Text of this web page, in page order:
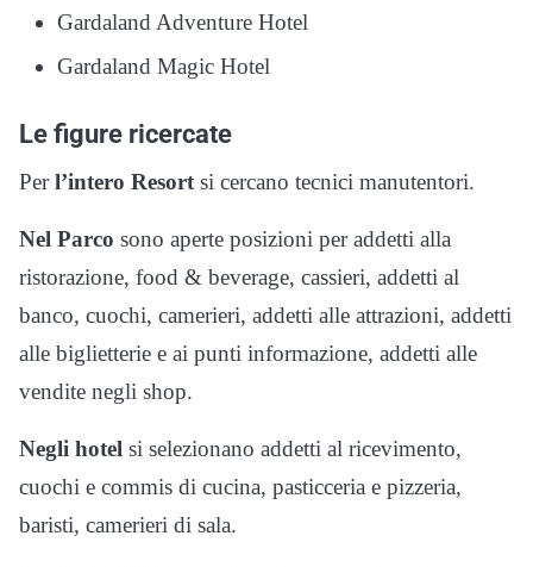
Gardaland Adventure Hotel
Gardaland Magic Hotel
Le figure ricercate
Perl’intero Resort si cercano tecnici manutentori.
Nel Parco sono aperte posizioni per addetti alla
ristorazione, food & beverage, cassieri, addetti al
banco, cuochi, camerieri, addetti alle attrazioni, addetti
alle biglietterie e ai punti informazione, addetti alle
vendite negli shop.
Negli hotel si selezionano addetti al ricevimento,
cuochi e commis di cucina, pasticceria e pizzeria,
baristi, camerieri di sala.